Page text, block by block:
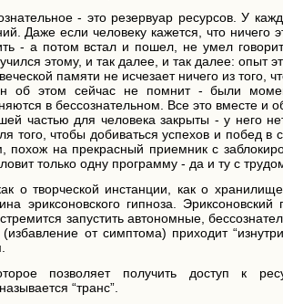
- это резервуар ресурсов. У
Даже если человеку кажется, что ничего
- а потом встал и пошел, не умел
этому, и так далее, и так далее: опыт
памяти не исчезает ничего из того,
об этом сейчас не помнит - были
в бессознательном. Все это вместе и
частью для человека закрыты - у него
того, чтобы добиваться успехов и побед в
на прекрасный приемник с
только одну программу - да и ту с
о творческой инстанции, как о
эриксоновского гипноза. Эриксоновский
запустить автономные,
от симптома) приходит
позволяет получить доступ к
“транс”.